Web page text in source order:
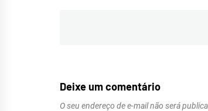
Post
Deixe um comentário
O seu endereço de e-mail não será